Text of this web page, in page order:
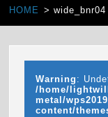
HOME wide_bnr04
Warning :
/home/
metal/
content/